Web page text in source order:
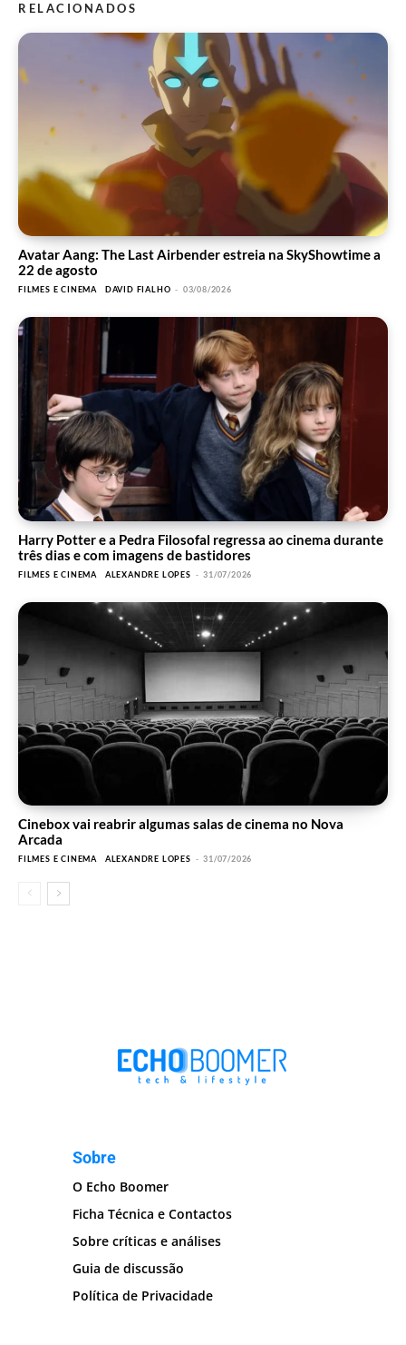
RELACIONADOS
Avatar Aang: The Last Airbender estreia na SkyShowtime a
22 de agosto
FILMES E CINEMA DAVID FIALHO - 03/08/2026
Harry Potter e a Pedra Filosofal regressa ao cinema durante
três dias e com imagens de bastidores
FILMES E CINEMA ALEXANDRE LOPES - 31/07/2026
Cinebox vai reabrir algumas salas de cinema no Nova
Arcada
FILMES E CINEMA ALEXANDRE LOPES - 31/07/2026
Sobre
O Echo Boomer
Ficha Técnica e Contactos
Sobre críticas e análises
Guia de discussão
Política de Privacidade